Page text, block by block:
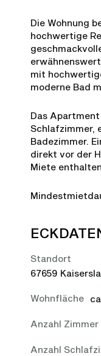
Die Wohnung
hochwertige
mit
moderne Bad
Das
Schlafzimmer,
Badezimmer.
direkt vor der
Miete
Standort
67659
Wohnfläche
Anzahl Zimmer
Anzahl